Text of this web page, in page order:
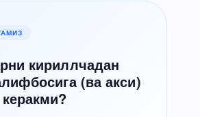
кириллчадан
(ва акси)